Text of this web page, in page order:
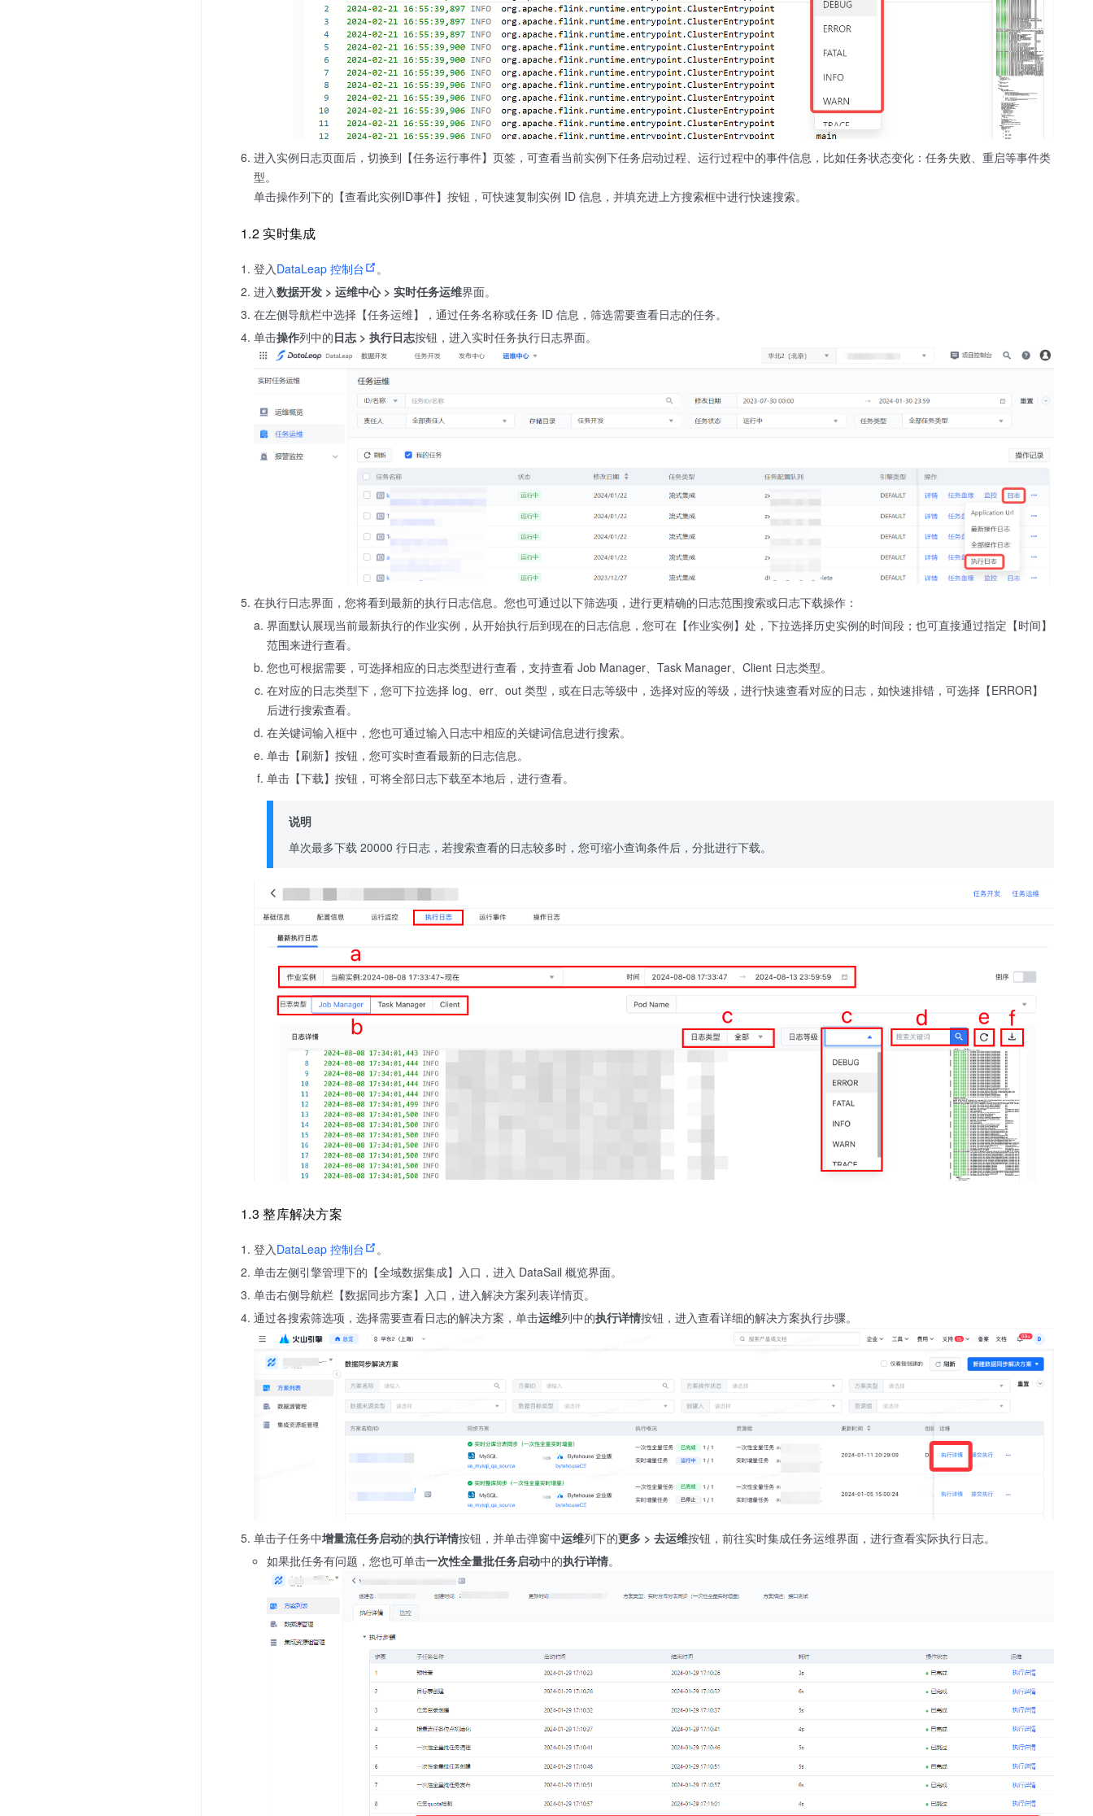
进入实例日志页面后，切换到【任务运行事件】页签，可查看当前实例下任务启动过程、运行过程中的事件信息，比如任务状态变化：任务失败、重启等事件类
型。
单击操作列下的【查看此实例ID事件】按钮，可快速复制实例 ID 信息，并填充进上方搜索框中进行快速搜索。
1.2 实时集成
登入 DataLeap 控制台
。
进入数据开发 > 运维中心 > 实时任务运维界面。
在左侧导航栏中选择【任务运维】，通过任务名称或任务 ID 信息，筛选需要查看日志的任务。
单击操作列中的日志 > 执行日志按钮，进入实时任务执行日志界面。
在执行日志界面，您将看到最新的执行日志信息。您也可通过以下筛选项，进行更精确的日志范围搜索或日志下载操作：
界面默认展现当前最新执行的作业实例，从开始执行后到现在的日志信息，您可在【作业实例】处，下拉选择历史实例的时间段；也可直接通过指定【时间】
范围来进行查看。
您也可根据需要，可选择相应的日志类型进行查看，支持查看 Job Manager、Task Manager、Client 日志类型。
在对应的日志类型下，您可下拉选择 log、err、out 类型，或在日志等级中，选择对应的等级，进行快速查看对应的日志，如快速排错，可选择【ERROR】
后进行搜索查看。
在关键词输入框中，您也可通过输入日志中相应的关键词信息进行搜索。
单击【刷新】按钮，您可实时查看最新的日志信息。
单击【下载】按钮，可将全部日志下载至本地后，进行查看。
说明
单次最多下载 20000 行日志，若搜索查看的日志较多时，您可缩小查询条件后，分批进行下载。
1.3 整库解决方案
登入DataLeap 控制台
。
单击左侧引擎管理下的【全域数据集成】入口，进入 DataSail 概览界面。
单击右侧导航栏【数据同步方案】入口，进入解决方案列表详情页。
通过各搜索筛选项，选择需要查看日志的解决方案，单击运维列中的执行详情按钮，进入查看详细的解决方案执行步骤。
单击子任务中增量流任务启动的执行详情按钮，并单击弹窗中运维列下的更多 > 去运维按钮，前往实时集成任务运维界面，进行查看实际执行日志。
如果批任务有问题，您也可单击一次性全量批任务启动中的执行详情。